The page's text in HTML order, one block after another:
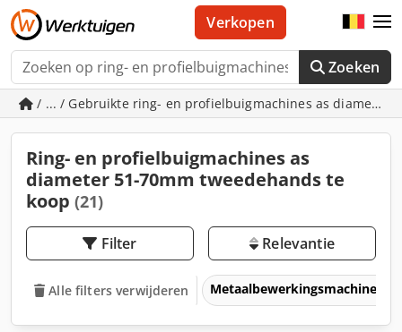
Zoeken
Verkopen
/ ... / Gebruikte ring- en profielbuigmachines as diameter
Ring- en profielbuigmachines as
diameter 51-70mm tweedehands te
koop (21)
Filter Relevantie
Alle filters verwijderen Metaalbewerkingsmachines